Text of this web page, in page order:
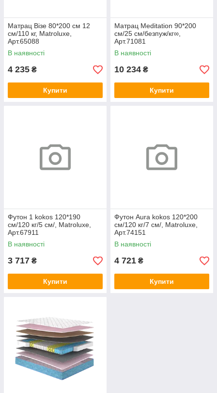
Матрац Візе 80*200 см 12
см/110 кг, Matroluxe,
Арт.65088
В наявності
4 235 ₴
Купити
Матрац Meditation 90*200
см/25 см/безпуж/кг∞,
Арт.71081
В наявності
10 234 ₴
Купити
Футон 1 kokos 120*190
см/120 кг/5 см/, Matroluxe,
Арт.67911
В наявності
3 717 ₴
Купити
Футон Aura kokos 120*200
см/120 кг/7 см/, Matroluxe,
Арт.74151
В наявності
4 721 ₴
Купити